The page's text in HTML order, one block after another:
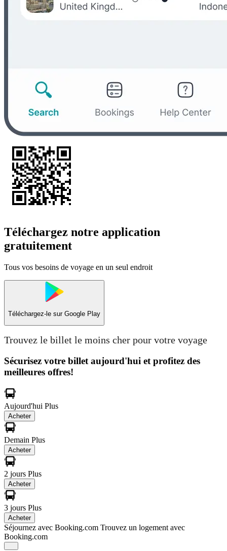
Téléchargez notre application
gratuitement
Tous vos besoins de voyage en un seul endroit
Téléchargez-le sur Google Play
Trouvez le billet le moins cher pour votre voyage
Sécurisez votre billet aujourd'hui et profitez des
meilleures offres!
Aujourd'hui Plus
Acheter
Demain Plus
Acheter
2 jours Plus
Acheter
3 jours Plus
Acheter
Séjournez avec Booking.com Trouvez un logement avec
Booking.com